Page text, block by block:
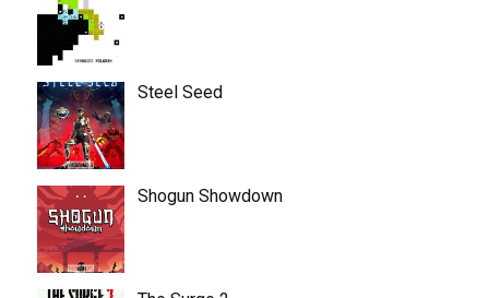
Steel Seed
Shogun Showdown